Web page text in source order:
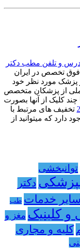
تخصص در ایران
، 7 روز هفته از پزشک مورد نظر خود
از پزشکان متخصص
کلیک از آنها بصورت
تخفیف های مرتبط با
که میتوانید از
توانبخشی
دکتر
سایر خدمات طب
و کلینیک مغز و
کلیه و مجاری